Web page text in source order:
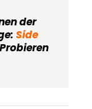
der
Side
Probieren